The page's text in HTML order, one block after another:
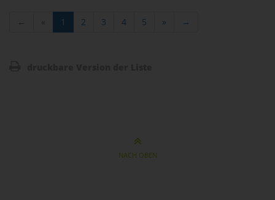
← « 1 2 3 4 5 » →
NACH OBEN